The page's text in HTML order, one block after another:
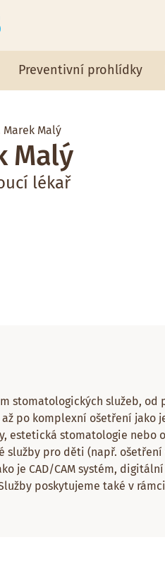
Preventivní prohlídky
Marek Malý
Malý
lékař
stomatologických služeb, od
po komplexní ošetření jako
estetická stomatologie nebo
služby pro děti (např.
je CAD/CAM systém,
poskytujeme také v